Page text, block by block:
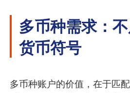
多币种需求：
货币符号
多币种账户的价值，在于匹